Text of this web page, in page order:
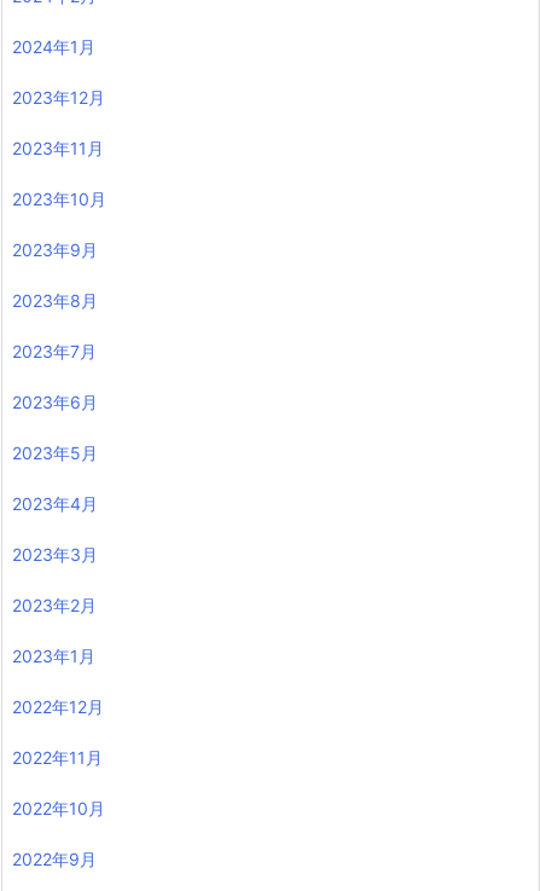
2024年1月
2023年12月
2023年11月
2023年10月
2023年9月
2023年8月
2023年7月
2023年6月
2023年5月
2023年4月
2023年3月
2023年2月
2023年1月
2022年12月
2022年11月
2022年10月
2022年9月